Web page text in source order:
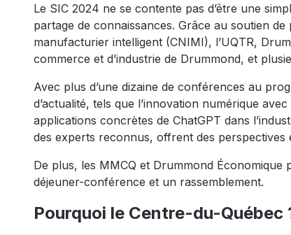
Le SIC 2024 ne se contente pas d’être une
partage de connaissances. Grâce au soutien
manufacturier intelligent (CNIMI), l’UQTR,
commerce et d’industrie de Drummond, et
Avec plus d’une dizaine de conférences au
d’actualité, tels que l’innovation numérique
applications concrètes de ChatGPT dans
des experts reconnus, offrent des
De plus, les MMCQ et Drummond
déjeuner-conférence et un rassemblement.
Pourquoi le Centre-du-Québec